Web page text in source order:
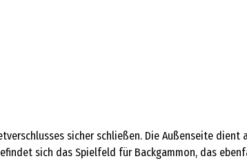
sicher schließen. Die Außenseite
sich das Spielfeld für Backgammon, das